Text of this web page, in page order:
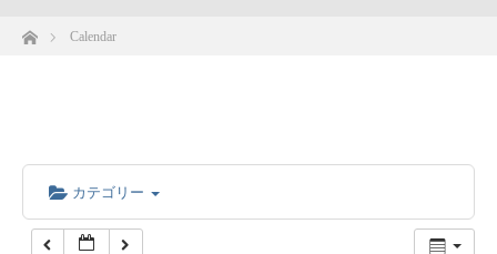
ホームCalendar
カテゴリー